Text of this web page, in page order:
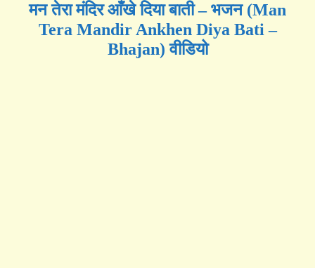
मन तेरा मंदिर आँखे दिया बाती – भजन (Man
Tera Mandir Ankhen Diya Bati –
Bhajan) वीडियो